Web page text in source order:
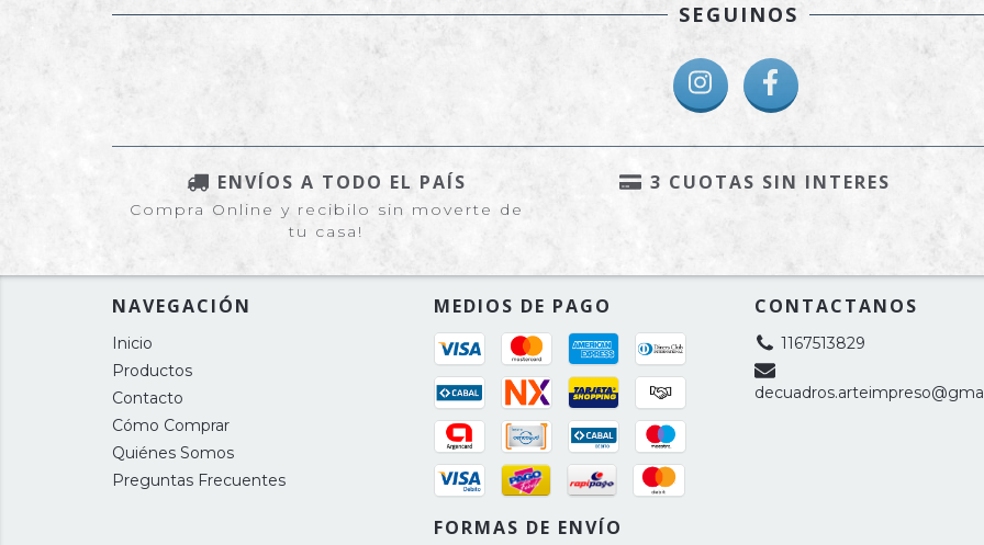
SEGUINOS
ENVÍOS A TODO EL PAÍS
Compra Online y recibilo sin moverte de
tu casa!
3 CUOTAS SIN INTERES
NAVEGACIÓN
Inicio
Productos
Contacto
Cómo Comprar
Quiénes Somos
Preguntas Frecuentes
MEDIOS DE PAGO
FORMAS DE ENVÍO
CONTACTANOS
1167513829